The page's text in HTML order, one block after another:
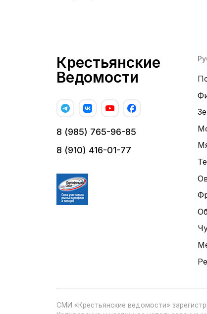
Крестьянские
Ведомости
8 (985) 765-96-85
8 (910) 416-01-77
СМИ «Крестьянские ведомости»